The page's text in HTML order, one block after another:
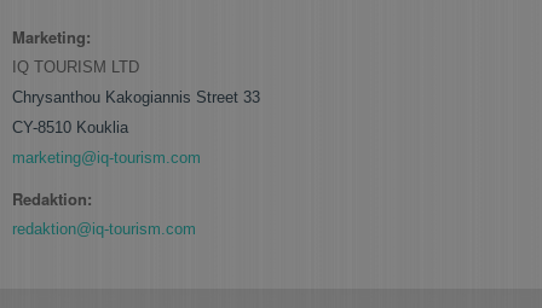
Marketing:
IQ TOURISM LTD
Chrysanthou Kakogiannis Street 33
CY-8510 Kouklia
marketing@iq-tourism.com
Redaktion:
redaktion@iq-tourism.com